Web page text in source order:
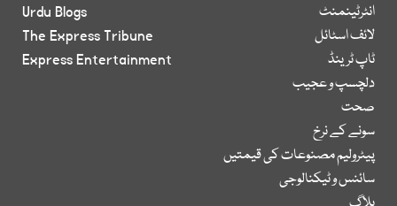
انٹرٹینمنٹ
لائف اسٹائل
ٹاپ ٹرینڈ
دلچسپ و عجیب
صحت
سونے کے نرخ
پیٹرولیم مصنوعات کی قیمتیں
سائنس و ٹیکنالوجی
Urdu Blogs
The Express Tribune
Express Entertainment